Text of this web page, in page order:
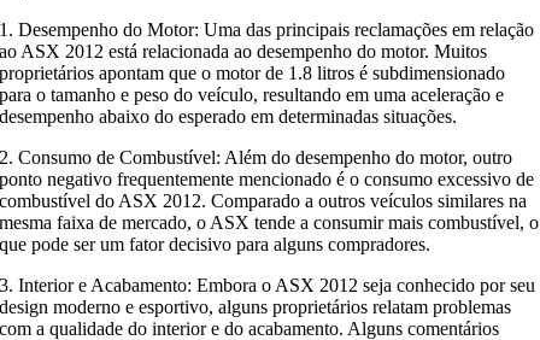
1. Desempenho do Motor: Uma das principais reclamações em relação
ao ASX 2012 está relacionada ao desempenho do motor. Muitos
proprietários apontam que o motor de 1.8 litros é subdimensionado
para o tamanho e peso do veículo, resultando em uma aceleração e
desempenho abaixo do esperado em determinadas situações.
2. Consumo de Combustível: Além do desempenho do motor, outro
ponto negativo frequentemente mencionado é o consumo excessivo de
combustível do ASX 2012. Comparado a outros veículos similares na
mesma faixa de mercado, o ASX tende a consumir mais combustível, o
que pode ser um fator decisivo para alguns compradores.
3. Interior e Acabamento: Embora o ASX 2012 seja conhecido por seu
design moderno e esportivo, alguns proprietários relatam problemas
com a qualidade do interior e do acabamento. Alguns comentários